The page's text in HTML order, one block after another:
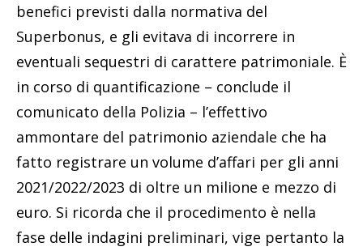
benefici previsti dalla normativa del
Superbonus, e gli evitava di incorrere in
eventuali sequestri di carattere patrimoniale. È
in corso di quantificazione – conclude il
comunicato della Polizia – l’effettivo
ammontare del patrimonio aziendale che ha
fatto registrare un volume d’affari per gli anni
2021/2022/2023 di oltre un milione e mezzo di
euro. Si ricorda che il procedimento è nella
fase delle indagini preliminari, vige pertanto la